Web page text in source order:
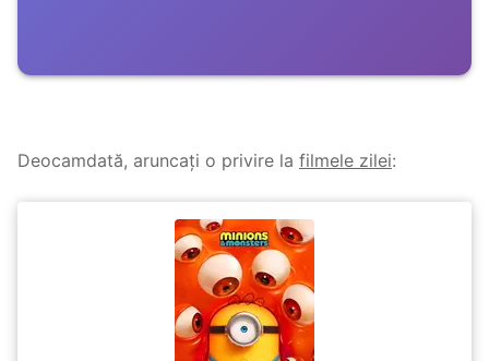
Deocamdată, aruncați o privire la filmele zilei: